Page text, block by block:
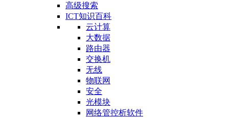
高级搜索
ICT知识百科
云计算
大数据
路由器
交换机
无线
物联网
安全
光模块
网络管控析软件